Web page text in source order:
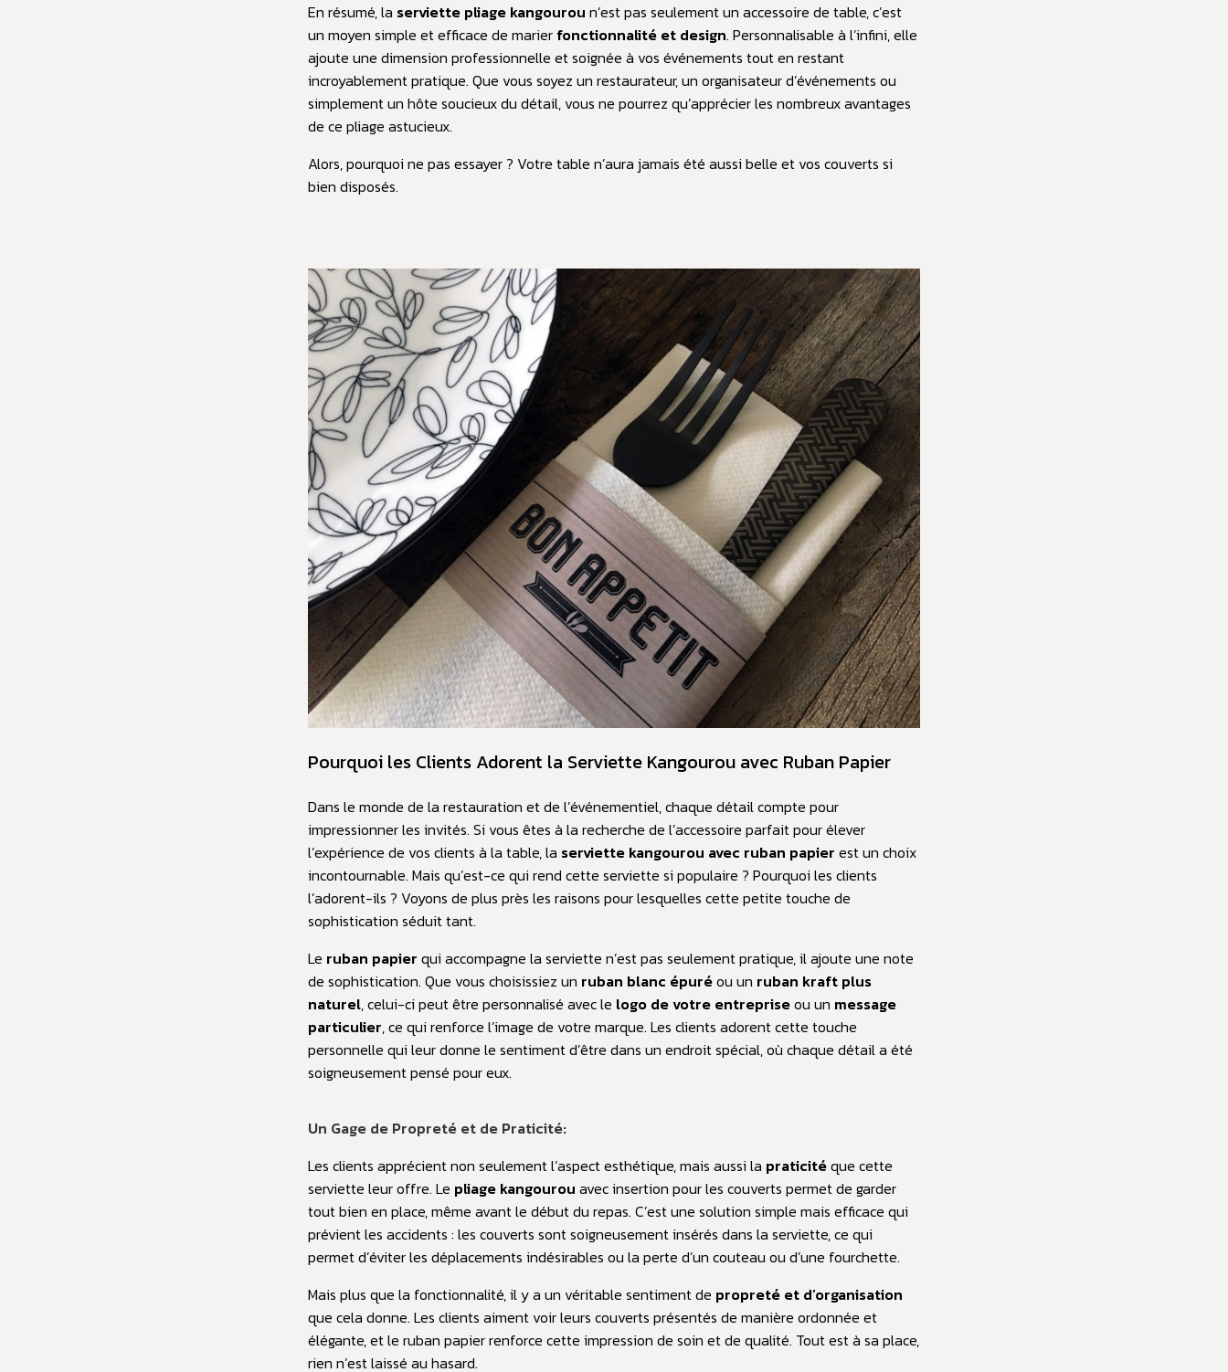
En résumé, la serviette pliage kangourou n’est pas seulement un accessoire de table, c’est
un moyen simple et efficace de marier fonctionnalité et design. Personnalisable à l’infini, elle
ajoute une dimension professionnelle et soignée à vos événements tout en restant
incroyablement pratique. Que vous soyez un restaurateur, un organisateur d’événements ou
simplement un hôte soucieux du détail, vous ne pourrez qu’apprécier les nombreux avantages
de ce pliage astucieux.
Alors, pourquoi ne pas essayer ? Votre table n’aura jamais été aussi belle et vos couverts si
bien disposés.
Pourquoi les Clients Adorent la Serviette Kangourou avec Ruban Papier
Dans le monde de la restauration et de l’événementiel, chaque détail compte pour
impressionner les invités. Si vous êtes à la recherche de l’accessoire parfait pour élever
l’expérience de vos clients à la table, la serviette kangourou avec ruban papier est un choix
incontournable. Mais qu’est-ce qui rend cette serviette si populaire ? Pourquoi les clients
l’adorent-ils ? Voyons de plus près les raisons pour lesquelles cette petite touche de
sophistication séduit tant.
Le ruban papier qui accompagne la serviette n’est pas seulement pratique, il ajoute une note
de sophistication. Que vous choisissiez un ruban blanc épuréou un ruban kraft plus
naturel, celui-ci peut être personnalisé avec le logo de votre entrepriseou un message
particulier, ce qui renforce l’image de votre marque. Les clients adorent cette touche
personnelle qui leur donne le sentiment d’être dans un endroit spécial, où chaque détail a été
soigneusement pensé pour eux.
Un Gage de Propreté et de Praticité:
Les clients apprécient non seulement l’aspect esthétique, mais aussi la praticitéque cette
serviette leur offre. Le pliage kangourou avec insertion pour les couverts permet de garder
tout bien en place, même avant le début du repas. C’est une solution simple mais efficace qui
prévient les accidents : les couverts sont soigneusement insérés dans la serviette, ce qui
permet d’éviter les déplacements indésirables ou la perte d’un couteau ou d’une fourchette.
Mais plus que la fonctionnalité, il y a un véritable sentiment de propreté et d’organisation
que cela donne. Les clients aiment voir leurs couverts présentés de manière ordonnée et
élégante, et le ruban papier renforce cette impression de soin et de qualité. Tout est à sa place,
rien n’est laissé au hasard.